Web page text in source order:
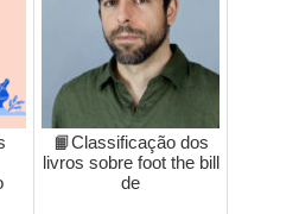
📙Classificação dos
livros sobre foot the bill
de